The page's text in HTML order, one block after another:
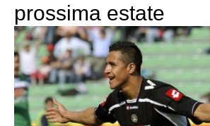
prossima estate